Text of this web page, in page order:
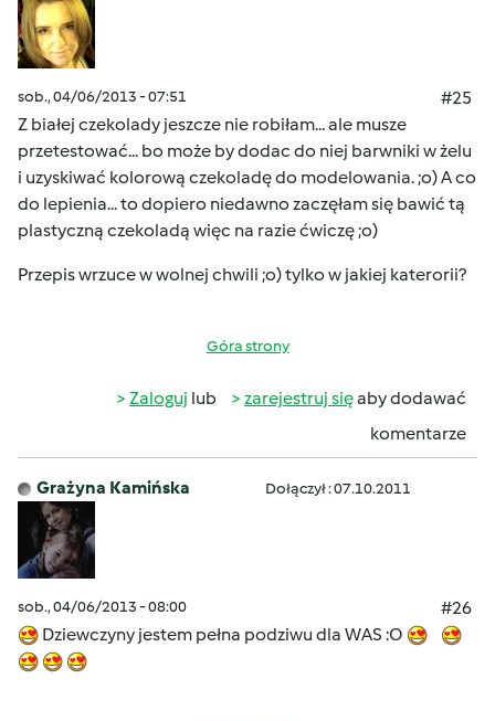
sob., 04/06/2013 - 07:51
#25
Z białej czekolady jeszcze nie robiłam... ale musze
przetestować... bo może by dodac do niej barwniki w żelu
i uzyskiwać kolorową czekoladę do modelowania. ;o) A co
do lepienia... to dopiero niedawno zaczęłam się bawić tą
plastyczną czekoladą więc na razie ćwiczę ;o)
Przepis wrzuce w wolnej chwili ;o) tylko w jakiej katerorii?
Góra strony
Zaloguj lub zarejestruj sięaby dodawać
komentarze
Grażyna Kamińska Dołączył : 07.10.2011
sob., 04/06/2013 - 08:00
#26
Dziewczyny jestem pełna podziwu dla WAS :O